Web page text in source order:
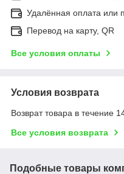
Удалённая оплата или
Перевод на карту, QR
Все условия оплаты
Условия возврата
Возврат товара в течение
Все условия возврата
Подобные товары